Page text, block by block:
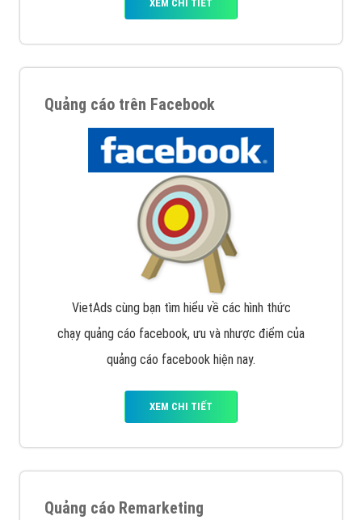
XEM CHI TIẾT
Quảng cáo trên Facebook
VietAds cùng bạn tìm hiểu về các hình thức
chạy quảng cáo facebook, ưu và nhược điểm của
quảng cáo facebook hiện nay.
XEM CHI TIẾT
Quảng cáo Remarketing